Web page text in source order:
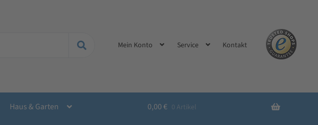
Mein Konto Service Kontakt
Haus & Garten 0,00 € 0 Artikel